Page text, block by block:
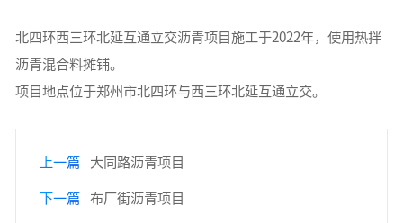
北四环西三环北延互通立交沥青项目施工于2022年，使用热拌
沥青混合料摊铺。
项目地点位于郑州市北四环与西三环北延互通立交。
上一篇 大同路沥青项目
下一篇 布厂街沥青项目